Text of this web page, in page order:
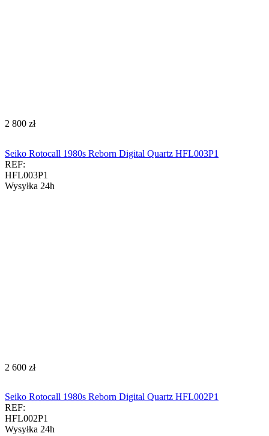
‍2 800‍ zł
Seiko Rotocall 1980s Reborn Digital Quartz HFL003P1
REF:
HFL003P1
Wysyłka 24h
‍2 600‍ zł
Seiko Rotocall 1980s Reborn Digital Quartz HFL002P1
REF:
HFL002P1
Wysyłka 24h